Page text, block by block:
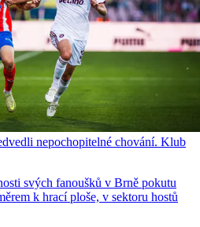
nepochopitelné chování. Klub
svých fanoušků v Brně pokutu
k hrací ploše, v sektoru hostů